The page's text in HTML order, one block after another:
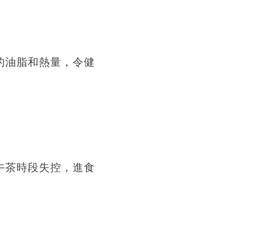
油脂和熱量，令健
茶時段失控，進食